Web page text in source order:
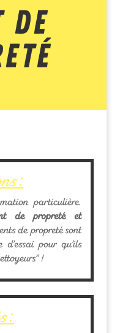
de
:
particulière.
de propreté et
de propreté sont
pour qu’ils
!
: